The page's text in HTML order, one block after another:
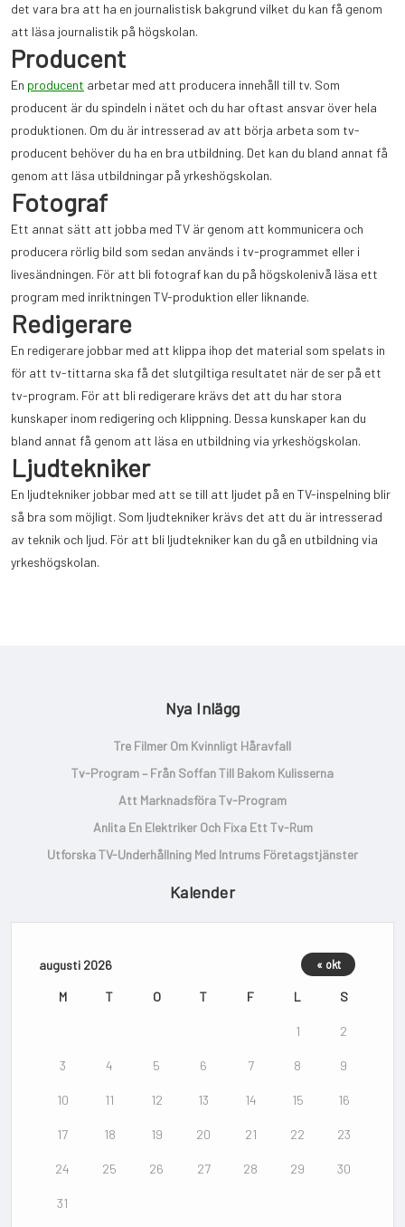
det vara bra att ha en journalistisk bakgrund vilket du kan få genom
att läsa journalistik på högskolan.
Producent
En producent arbetar med att producera innehåll till tv. Som
producent är du spindeln i nätet och du har oftast ansvar över hela
produktionen. Om du är intresserad av att börja arbeta som tv-
producent behöver du ha en bra utbildning. Det kan du bland annat få
genom att läsa utbildningar på yrkeshögskolan.
Fotograf
Ett annat sätt att jobba med TV är genom att kommunicera och
producera rörlig bild som sedan används i tv-programmet eller i
livesändningen. För att bli fotograf kan du på högskolenivå läsa ett
program med inriktningen TV-produktion eller liknande.
Redigerare
En redigerare jobbar med att klippa ihop det material som spelats in
för att tv-tittarna ska få det slutgiltiga resultatet när de ser på ett
tv-program. För att bli redigerare krävs det att du har stora
kunskaper inom redigering och klippning. Dessa kunskaper kan du
bland annat få genom att läsa en utbildning via yrkeshögskolan.
Ljudtekniker
En ljudtekniker jobbar med att se till att ljudet på en TV-inspelning blir
så bra som möjligt. Som ljudtekniker krävs det att du är intresserad
av teknik och ljud. För att bli ljudtekniker kan du gå en utbildning via
yrkeshögskolan.
Nya Inlägg
Tre Filmer Om Kvinnligt Håravfall
Tv-Program – Från Soffan Till Bakom Kulisserna
Att Marknadsföra Tv-Program
Anlita En Elektriker Och Fixa Ett Tv-Rum
Utforska TV-Underhållning Med Intrums Företagstjänster
Kalender
augusti 2026
M T O T F L S
1 2
3 4 5 6 7 8 9
10 11 12 13 14 15 16
17 18 19 20 21 22 23
24 25 26 27 28 29 30
31
« okt